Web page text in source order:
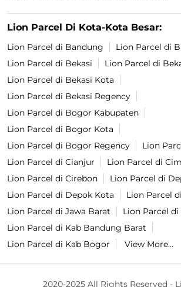
Lion Parcel Di Kota-Kota Besar:
Lion Parcel di Bandung
Lion Parcel di
Lion Parcel di Bekasi
Lion Parcel di
Lion Parcel di Bekasi Kota
Lion Parcel di Bekasi Regency
Lion Parcel di Bogor Kabupaten
Lion Parcel di Bogor Kota
Lion Parcel di Bogor Regency
Lion
Lion Parcel di Cianjur
Lion Parcel di
Lion Parcel di Cirebon
Lion Parcel di
Lion Parcel di Depok Kota
Lion Parcel
Lion Parcel di Jawa Barat
Lion Parcel
Lion Parcel di Kab Bandung Barat
Lion Parcel di Kab Bogor
View More...
2020-2025 All Rights Reserved -